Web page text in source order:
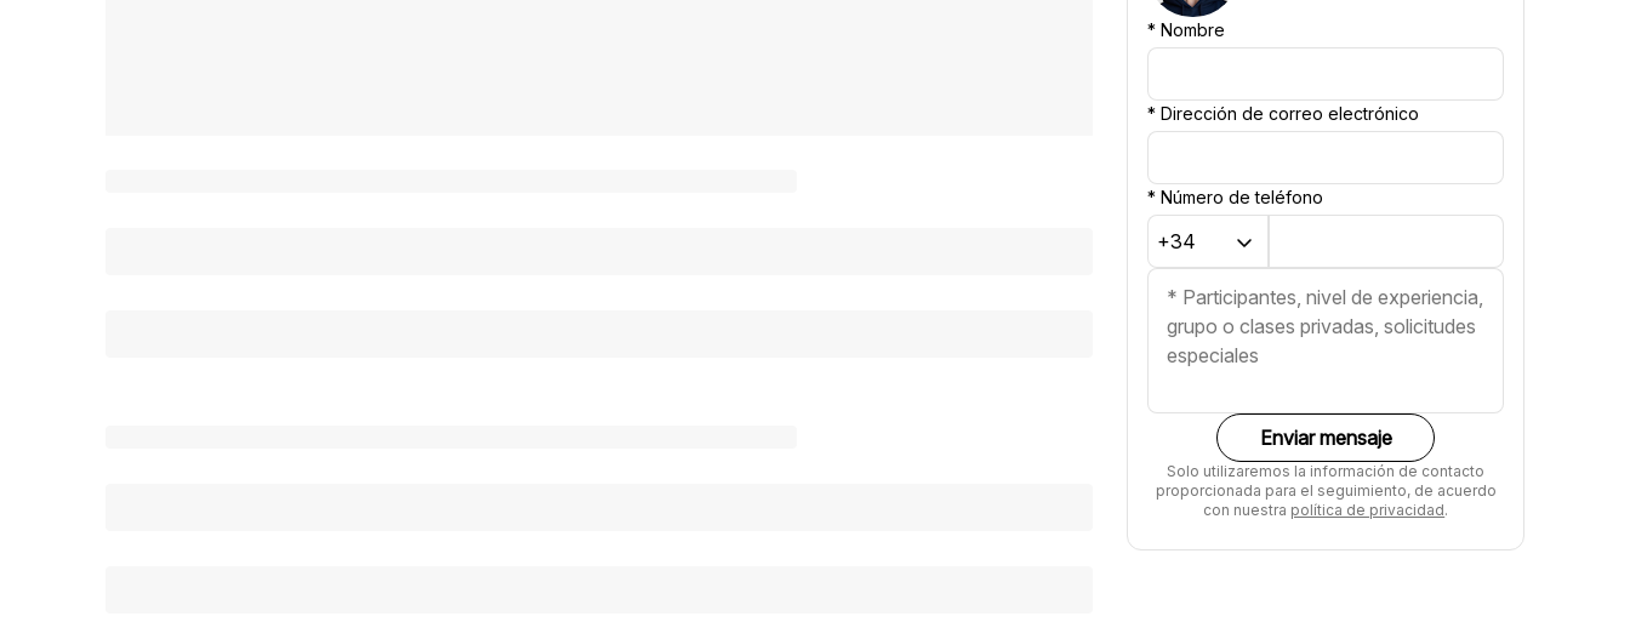
*Nombre
*Dirección de correo electrónico
*Número de teléfono
Enviar mensaje
Solo utilizaremos la información de contacto
proporcionada para el seguimiento, de acuerdo
con nuestra política de privacidad.